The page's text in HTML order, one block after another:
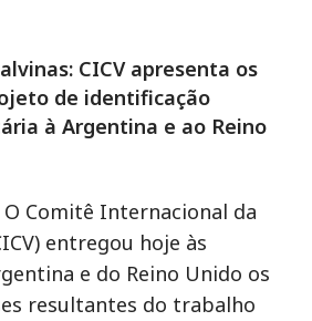
CICV apresenta os
de identificação
à Argentina e ao Reino
O Comitê Internacional da
entregou hoje às
e do Reino Unido os
resultantes do trabalho